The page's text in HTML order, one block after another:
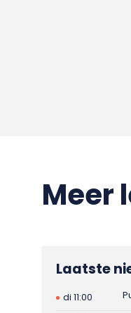
Meer
Laatste
di 11:00